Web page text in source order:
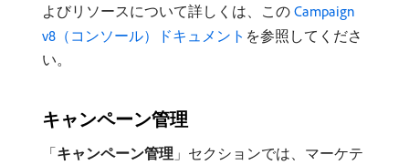
よびリソースについて詳しくは、この Campaign
v8（コンソール）ドキュメント を参照してくださ
い。
キャンペーン管理
「キャンペーン管理 」セクションでは、マーケテ